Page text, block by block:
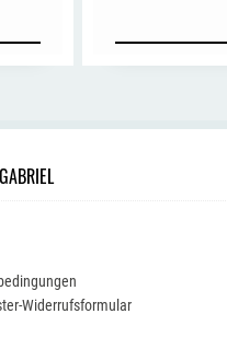
Widerrufsformular